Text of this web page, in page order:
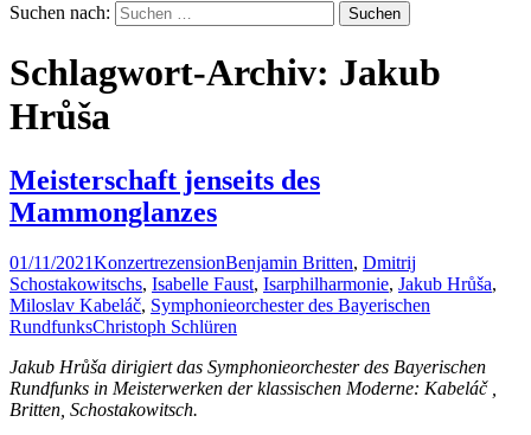
Suchen nach:
Schlagwort-Archiv: Jakub
Hrůša
Meisterschaft jenseits des
Mammonglanzes
01/11/2021KonzertrezensionBenjamin Britten, Dmitrij
Schostakowitschs, Isabelle Faust, Isarphilharmonie, Jakub Hrůša,
Miloslav Kabeláč, Symphonieorchester des Bayerischen
RundfunksChristoph Schlüren
Jakub Hrůša dirigiert das Symphonieorchester des Bayerischen
Rundfunks in Meisterwerken der klassischen Moderne: Kabeláč ,
Britten, Schostakowitsch.